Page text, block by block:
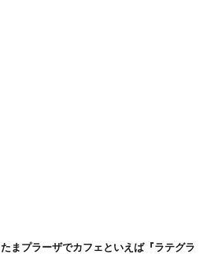
たまプラーザでカフェといえば『ラテグラ